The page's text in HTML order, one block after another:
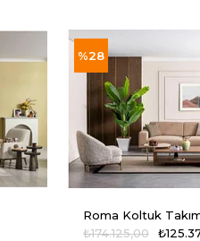
Roma Koltuk
₺174.125,00
%28